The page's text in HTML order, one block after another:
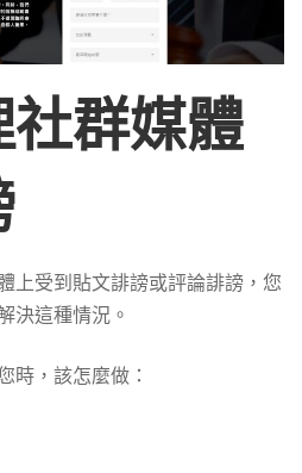
群媒體
上受到貼文誹謗或評論誹謗，您
決這種情況。
時，該怎麼做：